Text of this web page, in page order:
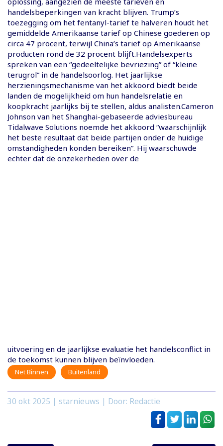
handelsbeperkingen van kracht blijven. Trump’s
toezegging om het fentanyl-tarief te halveren houdt het
gemiddelde Amerikaanse tarief op Chinese goederen op
circa 47 procent, terwijl China’s tarief op Amerikaanse
producten rond de 32 procent blijft.Handelsexperts
spreken van een “gedeeltelijke bevriezing” of “kleine
terugrol” in de handelsoorlog. Het jaarlijkse
herzieningsmechanisme van het akkoord biedt beide
landen de mogelijkheid om hun handelsrelatie en
koopkracht jaarlijks bij te stellen, aldus analisten.Cameron
Johnson van het Shanghai-gebaseerde adviesbureau
Tidalwave Solutions noemde het akkoord “waarschijnlijk
het beste resultaat dat beide partijen onder de huidige
omstandigheden konden bereiken”. Hij waarschuwde
echter dat de onzekerheden over de
uitvoering en de jaarlijkse evaluatie het handelsconflict in
de toekomst kunnen blijven beïnvloeden.
Net Binnen Buitenland
30 okt 2025 | starnieuws | Door: Redactie